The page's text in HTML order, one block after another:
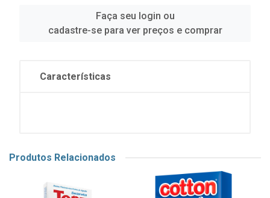
Faça seu login ou
cadastre-se para ver preços e comprar
Características
Produtos Relacionados